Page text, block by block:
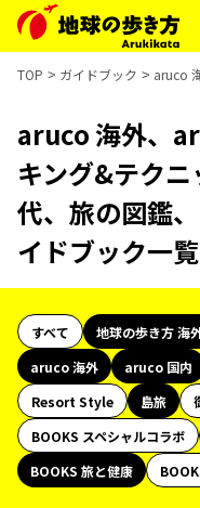
TOP ガイドブック aruco
aruco 海外、
キング&テク
代、旅の図鑑
イドブック一覧
すべて 地球の歩き方 海
aruco 海外
aruco 国内
Resort Style
島旅
BOOKS スペシャルコラボ
BOOKS 旅と健康